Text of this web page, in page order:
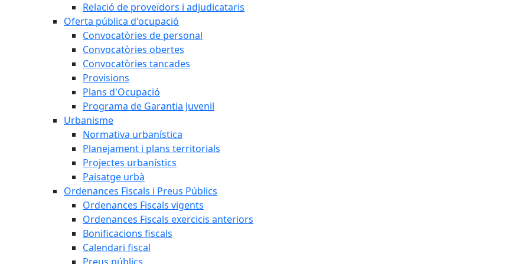
Relació de proveïdors i adjudicataris
Oferta pública d'ocupació
Convocatòries de personal
Convocatòries obertes
Convocatòries tancades
Provisions
Plans d'Ocupació
Programa de Garantia Juvenil
Urbanisme
Normativa urbanística
Planejament i plans territorials
Projectes urbanístics
Paisatge urbà
Ordenances Fiscals i Preus Públics
Ordenances Fiscals vigents
Ordenances Fiscals exercicis anteriors
Bonificacions fiscals
Calendari fiscal